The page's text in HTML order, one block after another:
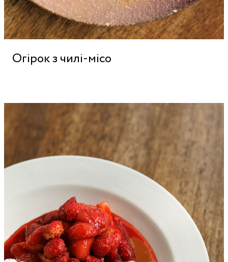
Огірок з чилі-місо